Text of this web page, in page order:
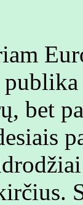
bet